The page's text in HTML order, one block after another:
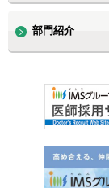
部門紹介